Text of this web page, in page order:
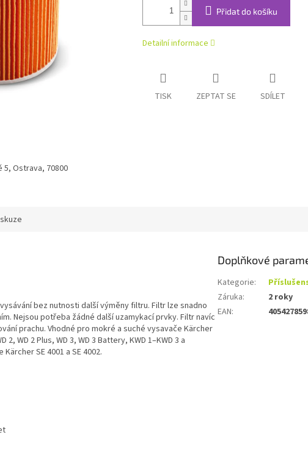
Přidat do košíku
Detailní informace
TISK ZEPTAT SE SDÍLET
5, Ostrava, 70800
bez nutnosti další výměny filtru. Filtr lze snadno
Nejsou potřeba žádné další uzamykací prvky. Filtr navíc
prachu. Vhodné pro mokré a suché vysavače Kärcher
2, WD 2 Plus, WD 3, WD 3 Battery, KWD 1–KWD 3 a
SE 4001 a SE 4002.
Doplňkové
Kategorie:
Záruka:
2 roky
EAN: